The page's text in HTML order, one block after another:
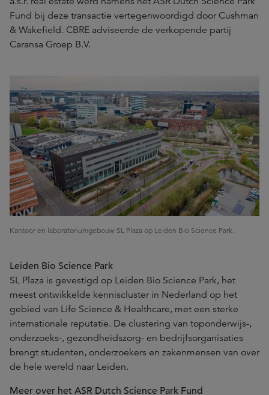
Fund bij deze transactie vertegenwoordigd door Cushman
& Wakefield. CBRE adviseerde de verkopende partij
Caransa Groep B.V.
Kantoor en laboratoriumgebouw SL Plaza op Leiden Bio Science Park.
Leiden Bio Science Park
SL Plaza is gevestigd op Leiden Bio Science Park, het
meest ontwikkelde kenniscluster in Nederland op het
gebied van Life Science & Healthcare, met een sterke
internationale reputatie. De clustering van toponderwijs-,
onderzoeks-, gezondheidszorg- en bedrijfsorganisaties
brengt studenten, onderzoekers en zakenmensen van over
de hele wereld naar Leiden.
Meer over het ASR Dutch Science Park Fund